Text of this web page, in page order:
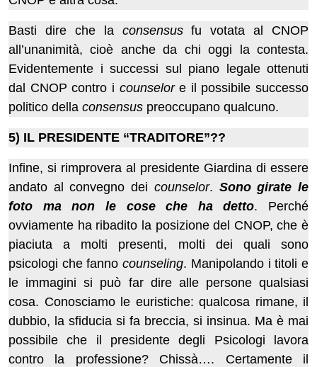
Basti dire che la consensusfu votata al CNOP
all’unanimità, cioè anche da chi oggi la contesta.
Evidentemente i successi sul piano legale ottenuti
dal CNOP contro i counselore il possibile successo
politico della consensus preoccupano qualcuno.
5) IL PRESIDENTE “TRADITORE”??
Infine, si rimprovera al presidente Giardina di essere
andato al convegno dei counselor. Sono girate le
foto ma non le cose che ha detto. Perché
ovviamente ha ribadito la posizione del CNOP, che è
piaciuta a molti presenti, molti dei quali sono
psicologi che fannocounseling. Manipolando i titoli e
le immagini si può far dire alle persone qualsiasi
cosa. Conosciamo le euristiche: qualcosa rimane, il
dubbio, la sfiducia si fa breccia, si insinua. Ma è mai
possibile che il presidente degli Psicologi lavora
contro la professione? Chissà…. Certamente il